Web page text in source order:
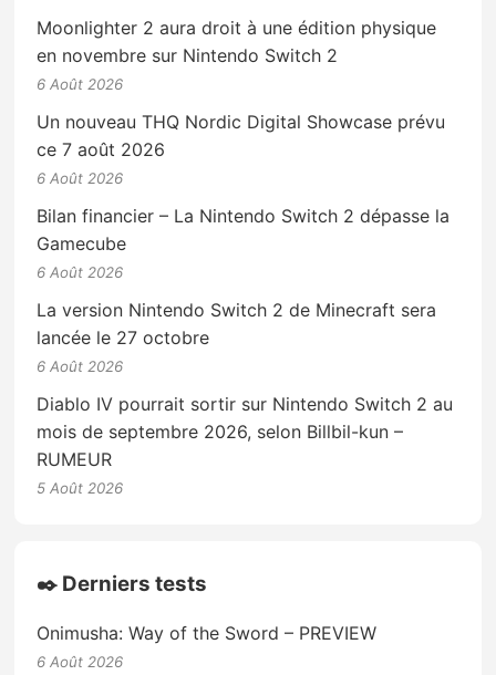
Moonlighter 2 aura droit à une édition physique
en novembre sur Nintendo Switch 2
6 Août 2026
Un nouveau THQ Nordic Digital Showcase prévu
ce 7 août 2026
6 Août 2026
Bilan financier – La Nintendo Switch 2 dépasse la
Gamecube
6 Août 2026
La version Nintendo Switch 2 de Minecraft sera
lancée le 27 octobre
6 Août 2026
Diablo IV pourrait sortir sur Nintendo Switch 2 au
mois de septembre 2026, selon Billbil-kun –
RUMEUR
5 Août 2026
✒️ Derniers tests
Onimusha: Way of the Sword – PREVIEW
6 Août 2026